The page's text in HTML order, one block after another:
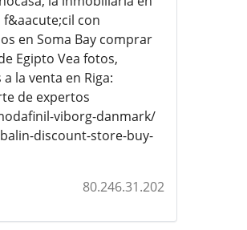
f&aacute;cil con
en Soma Bay comprar
Egipto Vea fotos,
la venta en Riga:
de expertos
viborg-danmark/
discount-store-buy-
80.246.31.202